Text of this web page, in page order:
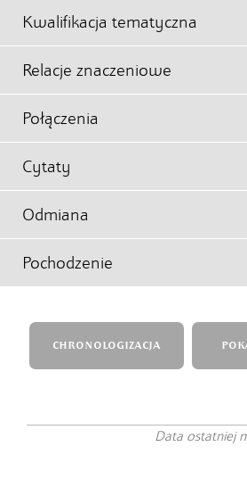
Kwalifikacja tematyczna
Relacje znaczeniowe
Połączenia
Cytaty
Odmiana
Pochodzenie
CHRONOLOGIZACJA
Data ostatniej